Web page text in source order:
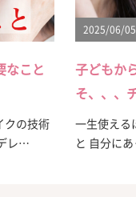
なこと
クの技術
レ…
2025/06/05
子どもか
そ、、、
一生使える
と 自分に